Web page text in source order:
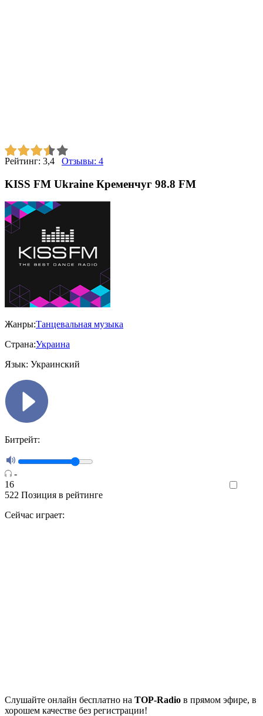
Рейтинг: 3,4 Отзывы: 4
KISS FM Ukraine Кременчуг 98.8 FM
Жанры:Танцевальная музыка
Страна:Украина
Язык: Украинский
Битрейт:
-
16
522 Позиция в рейтинге
Сейчас играет:
Cлушайте онлайн бесплатно на TOP-Radio в прямом эфире, в
хорошем качестве без регистрации!